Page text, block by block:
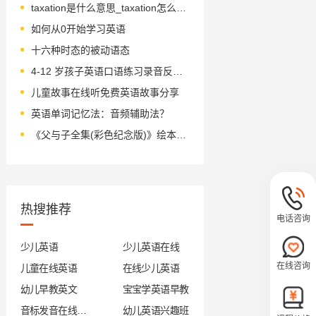
如何从0开始学习英语
十六种时态的被动语态
儿童故事在线听免费英语故事分享
英语单词记忆法：音频辅助法？
《父与子全集(彩色纪念版)》绘本简介
热搜推荐
少儿英语
少儿英语在线
儿童在线英语
在线少儿英语
幼儿早教英文
宝宝学英语早教
幼儿英语兴趣班
电话咨询
在线咨询